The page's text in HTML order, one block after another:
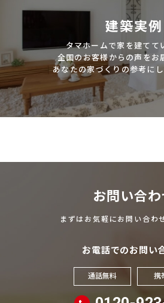
建築実例
タマホームで家を建てて
全国のお客様からの声をお
あなたの家づくりの参考にし
お問い合わ
まずはお気軽にお問い合わ
お電話でのお問い
通話無料 携